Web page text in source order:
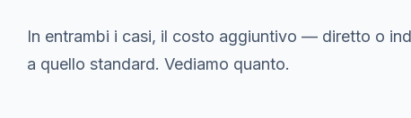
In entrambi i casi, il costo aggiuntivo — diretto o
a quello standard. Vediamo quanto.